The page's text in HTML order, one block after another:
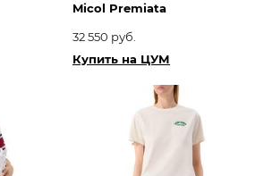
Micol Premiata
32 550 руб.
Купить на ЦУМ